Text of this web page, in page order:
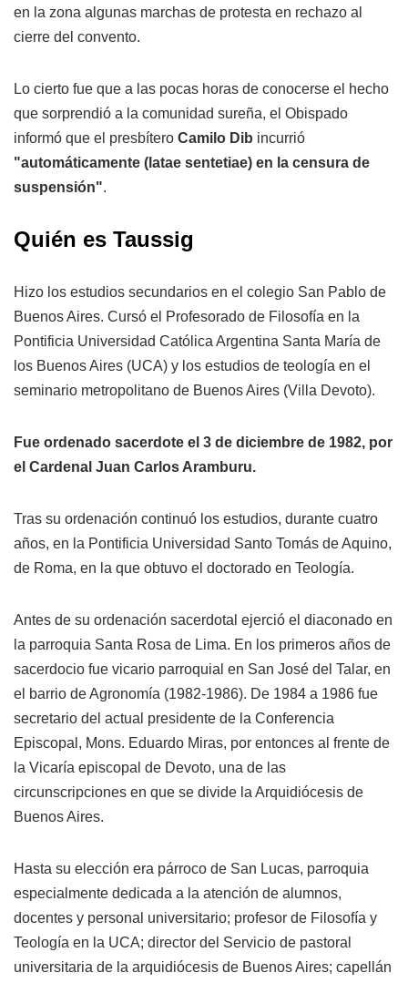
en la zona algunas marchas de protesta en rechazo al
cierre del convento.
Lo cierto fue que a las pocas horas de conocerse el hecho
que sorprendió a la comunidad sureña, el Obispado
informó que el presbítero Camilo Dib incurrió
"automáticamente (latae sentetiae) en la censura de
suspensión".
Quién es Taussig
Hizo los estudios secundarios en el colegio San Pablo de
Buenos Aires. Cursó el Profesorado de Filosofía en la
Pontificia Universidad Católica Argentina Santa María de
los Buenos Aires (UCA) y los estudios de teología en el
seminario metropolitano de Buenos Aires (Villa Devoto).
Fue ordenado sacerdote el 3 de diciembre de 1982, por
el Cardenal Juan Carlos Aramburu.
Tras su ordenación continuó los estudios, durante cuatro
años, en la Pontificia Universidad Santo Tomás de Aquino,
de Roma, en la que obtuvo el doctorado en Teología.
Antes de su ordenación sacerdotal ejerció el diaconado en
la parroquia Santa Rosa de Lima. En los primeros años de
sacerdocio fue vicario parroquial en San José del Talar, en
el barrio de Agronomía (1982-1986). De 1984 a 1986 fue
secretario del actual presidente de la Conferencia
Episcopal, Mons. Eduardo Miras, por entonces al frente de
la Vicaría episcopal de Devoto, una de las
circunscripciones en que se divide la Arquidiócesis de
Buenos Aires.
Hasta su elección era párroco de San Lucas, parroquia
especialmente dedicada a la atención de alumnos,
docentes y personal universitario; profesor de Filosofía y
Teología en la UCA; director del Servicio de pastoral
universitaria de la arquidiócesis de Buenos Aires; capellán